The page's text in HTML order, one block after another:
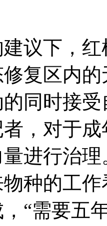
议下，
复区内
同时接
，对于
进行治
种的工
“需要五